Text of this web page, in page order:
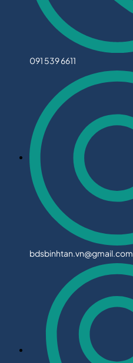
091 539 6611
bdsbinhtan.vn@gmail.com